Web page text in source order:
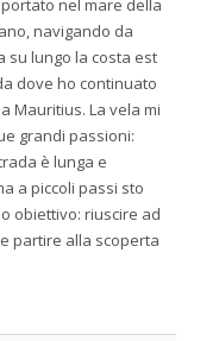
nel mare della
navigando da
su lungo la costa est
dove ho continuato
Mauritius. La vela mi
grandi passioni:
è lunga e
a piccoli passi sto
obiettivo: riuscire ad
partire alla scoperta